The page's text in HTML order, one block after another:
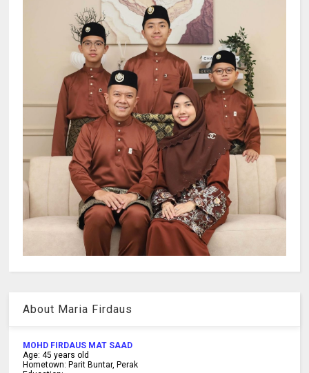
About Maria Firdaus
MOHD FIRDAUS MAT SAAD
Age: 45 years old
Hometown: Parit Buntar, Perak